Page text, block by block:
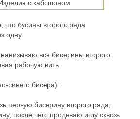
что бусины второго ряда
одну.
все бисерины второго
рабочую нить.
синего бисера):
первую бисерину второго ряда,
после чего продеваю иглу сквозь